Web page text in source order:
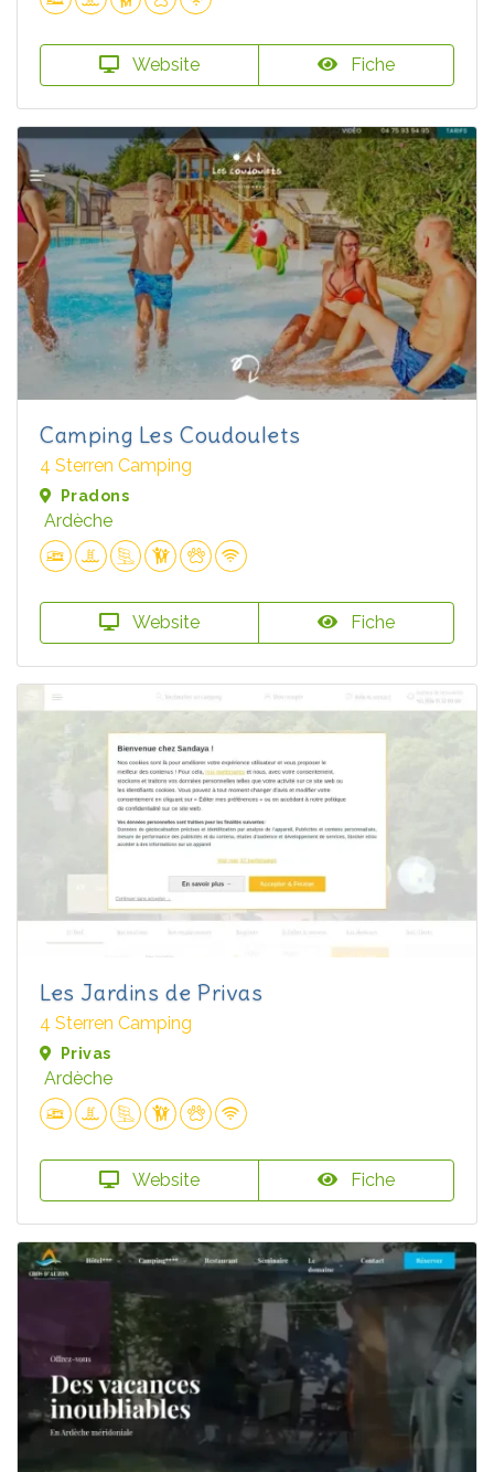
Website Fiche
Camping Les Coudoulets
4 Sterren Camping
Pradons
Ardèche
Website Fiche
Les Jardins de Privas
4 Sterren Camping
Privas
Ardèche
Website Fiche